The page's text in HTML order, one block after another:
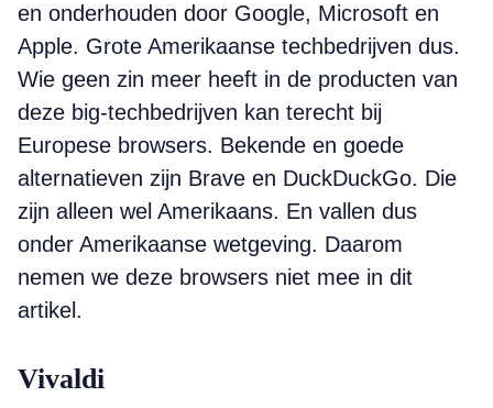
en onderhouden door Google, Microsoft en
Apple. Grote Amerikaanse techbedrijven dus.
Wie geen zin meer heeft in de producten van
deze big-techbedrijven kan terecht bij
Europese browsers. Bekende en goede
alternatieven zijn Brave en DuckDuckGo. Die
zijn alleen wel Amerikaans. En vallen dus
onder Amerikaanse wetgeving. Daarom
nemen we deze browsers niet mee in dit
artikel.
Vivaldi